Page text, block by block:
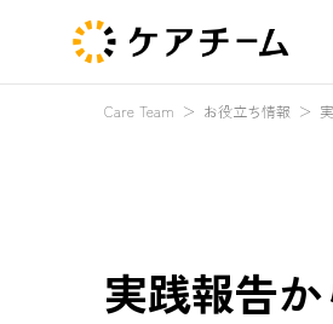
Care Team ＞ お役立ち情報 ＞
実践報告